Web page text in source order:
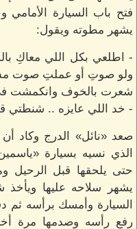
فتح باب السيارة
يشهر مطوته ويقول:
- اطلعي بكل اللي معاكِ
ولو صوتِ أو عملتِ صوت
شعرت بالخوف وانكمشت
- خد اللي عايزه .. شنطتي
صعد «نائل» الدرج وكاد أن
الذي نسيه بسيارة
حتى يلحقها قبل الرحيل
يشهر سلاحه عليها ويأخذ
السيارة وأمسك برأسه ثم
رفع رأسه وصدمها مرة